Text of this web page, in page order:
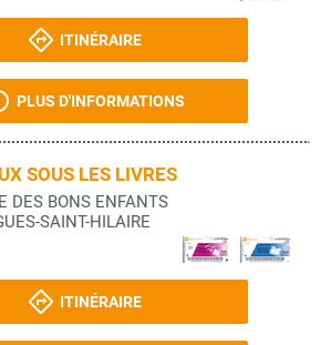
ITINÉRAIRE
PLUS D'INFORMATIONS
SOUS LES LIVRES
DES BONS ENFANTS
SAINT-HILAIRE
ITINÉRAIRE